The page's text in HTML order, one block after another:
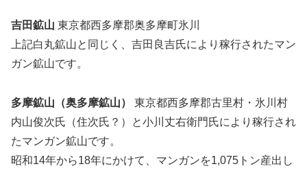
吉田鉱山 東京都西多摩郡奥多摩町氷川
上記白丸鉱山と同じく、吉田良吉氏により稼行されたマン
ガン鉱山です。
多摩鉱山（奥多摩鉱山）
東京都西多摩郡古里村・氷川村
内山俊次氏（住次氏？）と小川丈右衛門氏により稼行され
たマンガン鉱山です。
昭和14年から18年にかけて、マンガンを1,075トン産出し